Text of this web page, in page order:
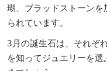
瑚、ブラッドストーン
られています。
3月の誕生石は、それぞ
を知ってジュエリーを